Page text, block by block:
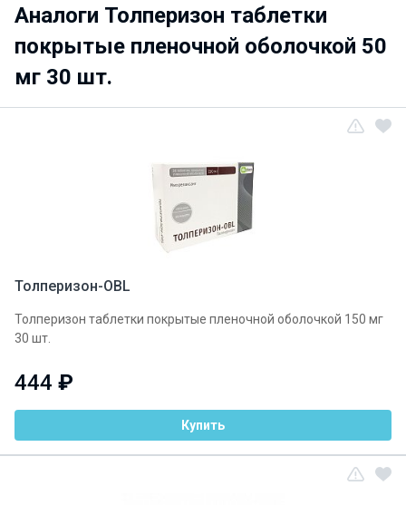
Аналоги Толперизон таблетки
покрытые пленочной оболочкой 50
мг 30 шт.
Толперизон-OBL
Толперизон таблетки покрытые пленочной оболочкой 150 мг
30 шт.
444 ₽
Купить